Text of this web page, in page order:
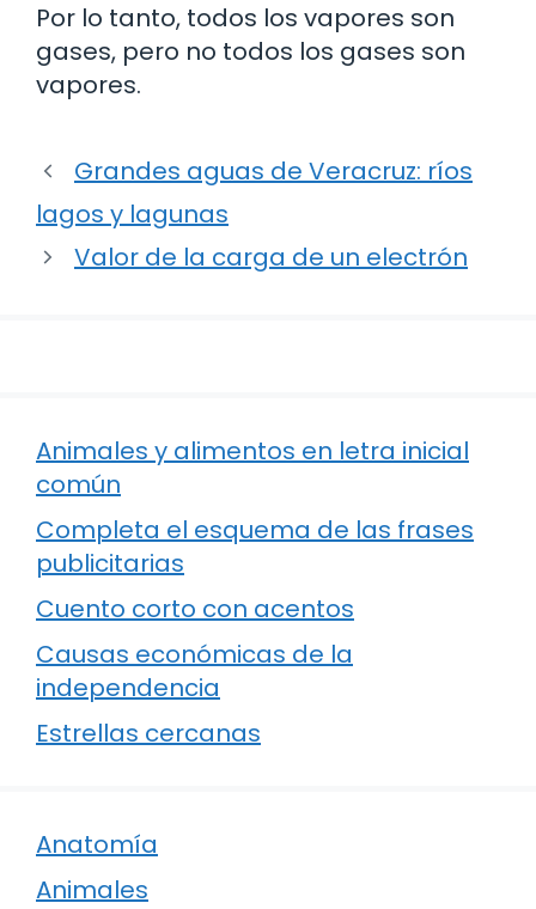
Por lo tanto, todos los vapores son
gases, pero no todos los gases son
vapores.
Grandes aguas de Veracruz: ríos
lagos y lagunas
Valor de la carga de un electrón
Animales y alimentos en letra inicial
común
Completa el esquema de las frases
publicitarias
Cuento corto con acentos
Causas económicas de la
independencia
Estrellas cercanas
Anatomía
Animales